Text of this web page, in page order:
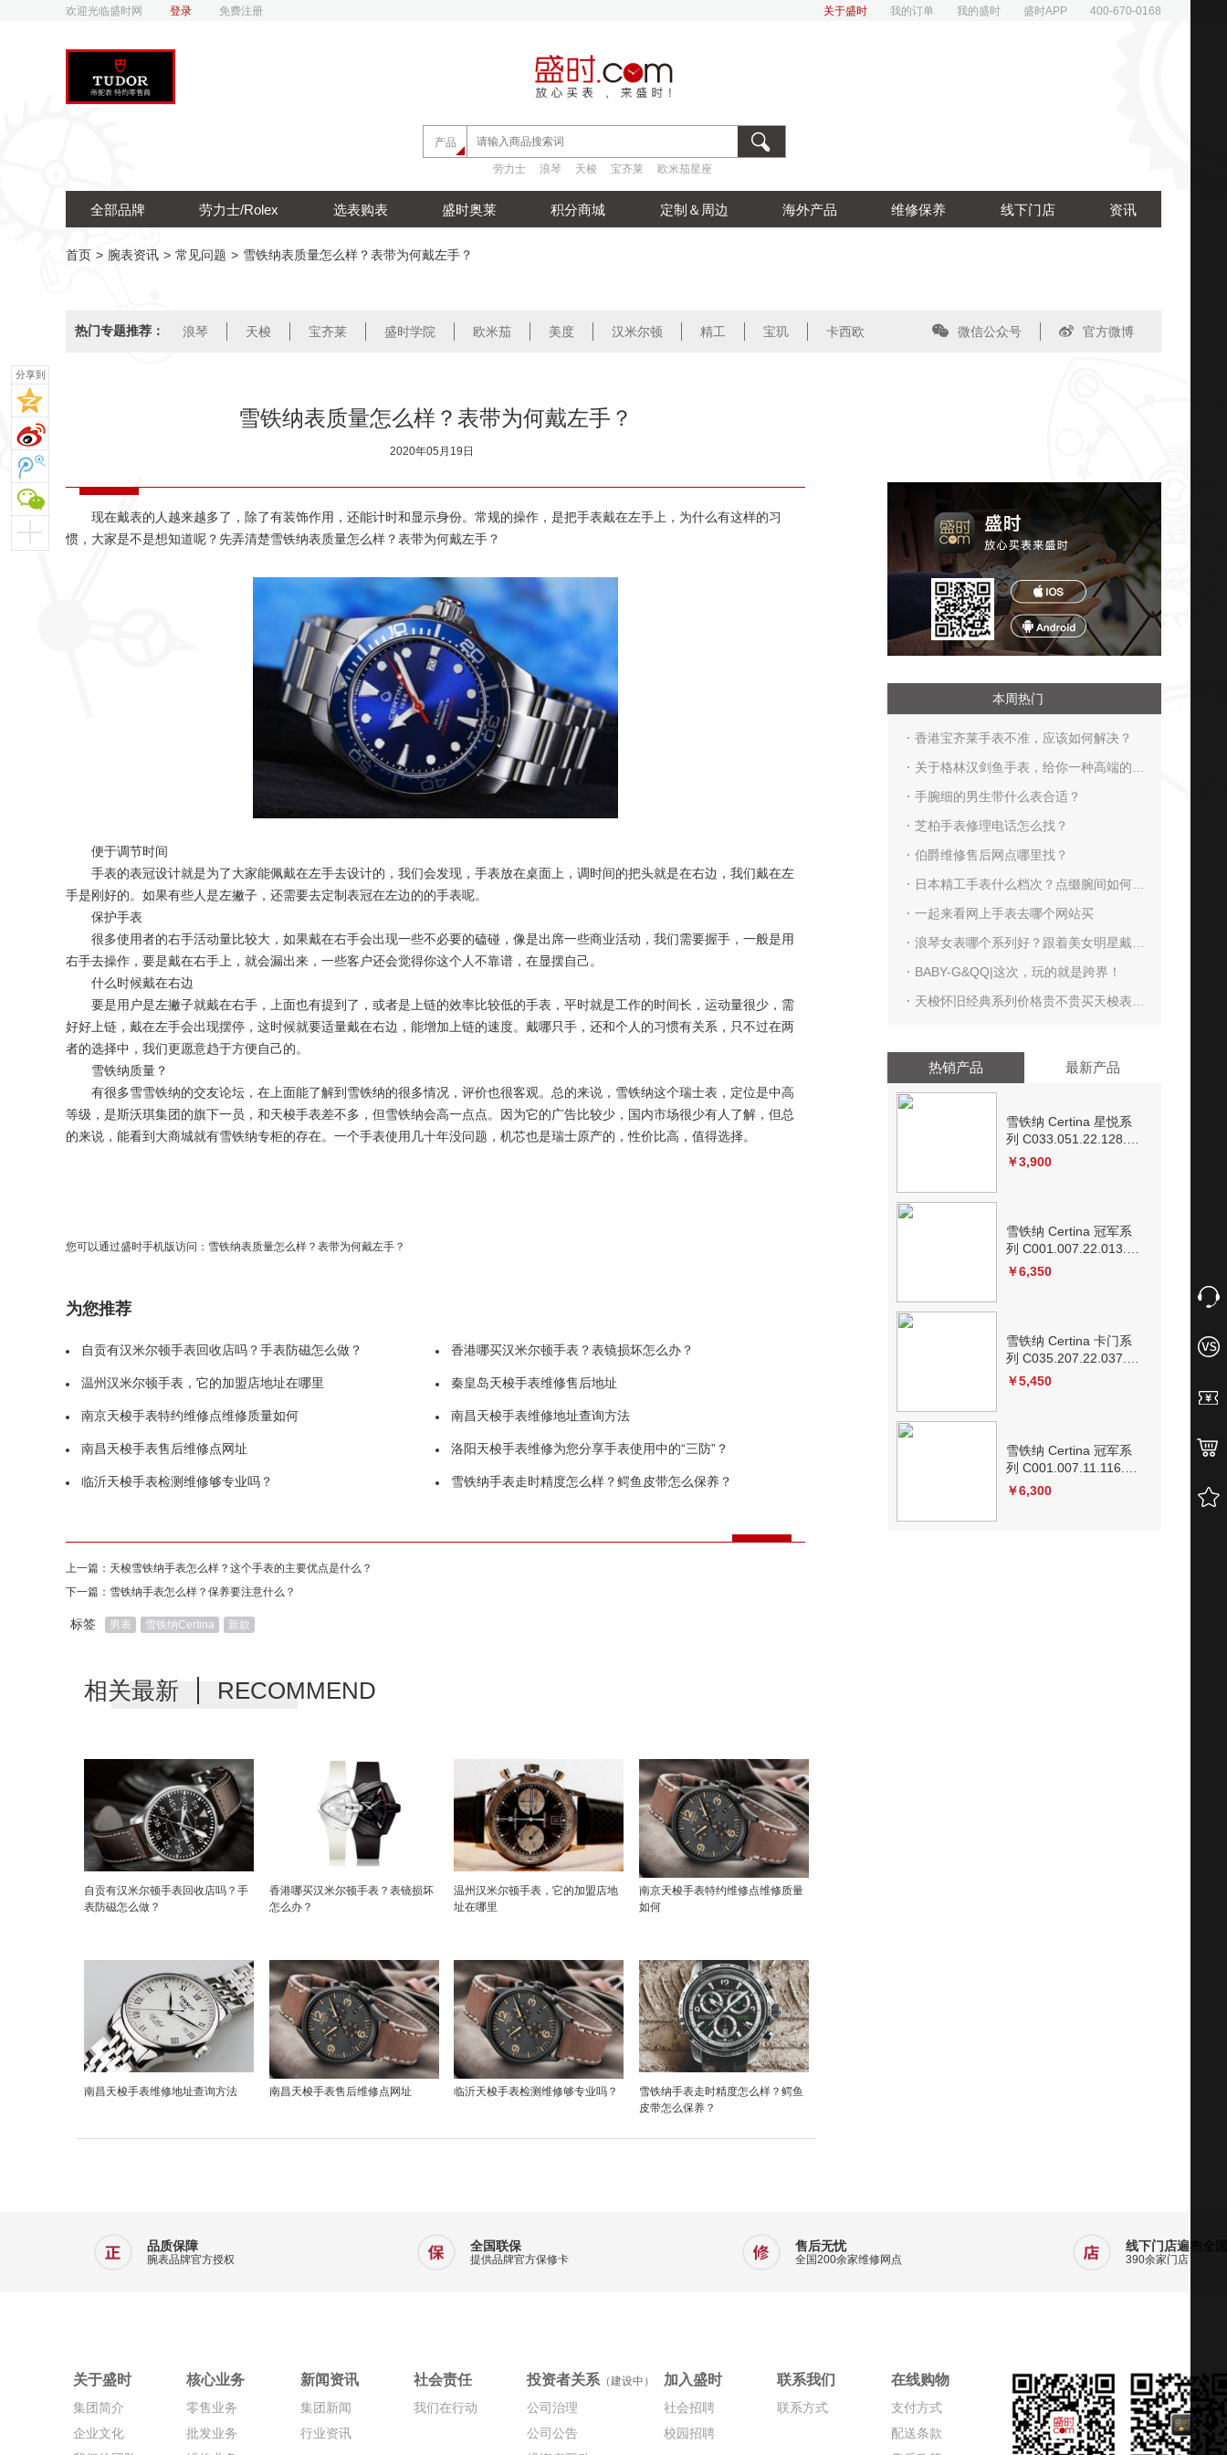
欢迎光临盛时网 登录 免费注册 关于盛时 我的订单 我的盛时 盛时APP 400-670-0168
产品
劳力士
浪琴
劳力士
浪琴 天梭 宝齐莱 欧米茄星座
全部品牌 劳力士/Rolex 选表购表 盛时奥莱 积分商城 定制＆周边 海外产品 维修保养 线下门店 资讯
分享到
首页 > 腕表资讯 > 常见问题 > 雪铁纳表质量怎么样？表带为何戴左手？
热门专题推荐： 浪琴 天梭 宝齐莱 盛时学院 欧米茄 美度 汉米尔顿 精工 宝玑 卡西欧 微信公众号 官方微博
雪铁纳表质量怎么样？表带为何戴左手？
2020年05月19日
现在戴表的人越来越多了，除了有装饰作用，还能计时和显示身份。常规的操作，是把手表戴在左手上，为什么有这样的习
惯，大家是不是想知道呢？先弄清楚雪铁纳表质量怎么样？表带为何戴左手？
便于调节时间
手表的表冠设计就是为了大家能佩戴在左手去设计的，我们会发现，手表放在桌面上，调时间的把头就是在右边，我们戴在左
手是刚好的。如果有些人是左撇子，还需要去定制表冠在左边的的手表呢。
保护手表
很多使用者的右手活动量比较大，如果戴在右手会出现一些不必要的磕碰，像是出席一些商业活动，我们需要握手，一般是用
右手去操作，要是戴在右手上，就会漏出来，一些客户还会觉得你这个人不靠谱，在显摆自己。
什么时候戴在右边
要是用户是左撇子就戴在右手，上面也有提到了，或者是上链的效率比较低的手表，平时就是工作的时间长，运动量很少，需
好好上链，戴在左手会出现摆停，这时候就要适量戴在右边，能增加上链的速度。戴哪只手，还和个人的习惯有关系，只不过在两
者的选择中，我们更愿意趋于方便自己的。
雪铁纳质量？
有很多雪雪铁纳的交友论坛，在上面能了解到雪铁纳的很多情况，评价也很客观。总的来说，雪铁纳这个瑞士表，定位是中高
等级，是斯沃琪集团的旗下一员，和天梭手表差不多，但雪铁纳会高一点点。因为它的广告比较少，国内市场很少有人了解，但总
的来说，能看到大商城就有雪铁纳专柜的存在。一个手表使用几十年没问题，机芯也是瑞士原产的，性价比高，值得选择。
您可以通过盛时手机版访问： 雪铁纳表质量怎么样？表带为何戴左手？
为您推荐
自贡有汉米尔顿手表回收店吗？手表防磁怎么做？ 香港哪买汉米尔顿手表？表镜损坏怎么办？
温州汉米尔顿手表，它的加盟店地址在哪里 秦皇岛天梭手表维修售后地址
南京天梭手表特约维修点维修质量如何 南昌天梭手表维修地址查询方法
南昌天梭手表售后维修点网址 洛阳天梭手表维修为您分享手表使用中的“三防”？
临沂天梭手表检测维修够专业吗？ 雪铁纳手表走时精度怎么样？鳄鱼皮带怎么保养？
上一篇： 天梭雪铁纳手表怎么样？这个手表的主要优点是什么？
下一篇： 雪铁纳手表怎么样？保养要注意什么？
标签 男表 雪铁纳Certina 新款
相关最新 RECOMMEND
自贡有汉米尔顿手表回收店吗？手
表防磁怎么做？
香港哪买汉米尔顿手表？表镜损坏
怎么办？
温州汉米尔顿手表，它的加盟店地
址在哪里
南京天梭手表特约维修点维修质量
如何
南昌天梭手表维修地址查询方法 南昌天梭手表售后维修点网址 临沂天梭手表检测维修够专业吗？
雪铁纳手表走时精度怎么样？鳄鱼
皮带怎么保养？
本周热门
香港宝齐莱手表不准，应该如何解决？
关于格林汉剑鱼手表，给你一种高端的体
验
手腕细的男生带什么表合适？
芝柏手表修理电话怎么找？
伯爵维修售后网点哪里找？
日本精工手表什么档次？点缀腕间如何
呢？
一起来看网上手表去哪个网站买
浪琴女表哪个系列好？跟着美女明星戴同
款腕表总不会有错
BABY-G&QQ|这次，玩的就是跨界！
天梭怀旧经典系列价格贵不贵买天梭表好
热销产品 最新产品
雪铁纳 Certina 星悦系
列 C033.051.22.128.00
石英
￥3,900
雪铁纳 Certina 冠军系
列 C001.007.22.013.00
机械
￥6,350
雪铁纳 Certina 卡门系
列 C035.207.22.037.01
机械
￥5,450
雪铁纳 Certina 冠军系
列 C001.007.11.116.00
机械
￥6,300
品质保障
腕表品牌官方授权
全国联保
提供品牌官方保修卡
售后无忧
全国200余家维修网点
线下门店遍布全国
390余家门店
关于盛时
集团简介
企业文化
核心业务
零售业务
批发业务
新闻资讯
集团新闻
行业资讯
社会责任
我们在行动
投资者关系（建设中）
公司治理
公司公告
加入盛时
社会招聘
校园招聘
联系我们
联系方式
在线购物
支付方式
配送条款